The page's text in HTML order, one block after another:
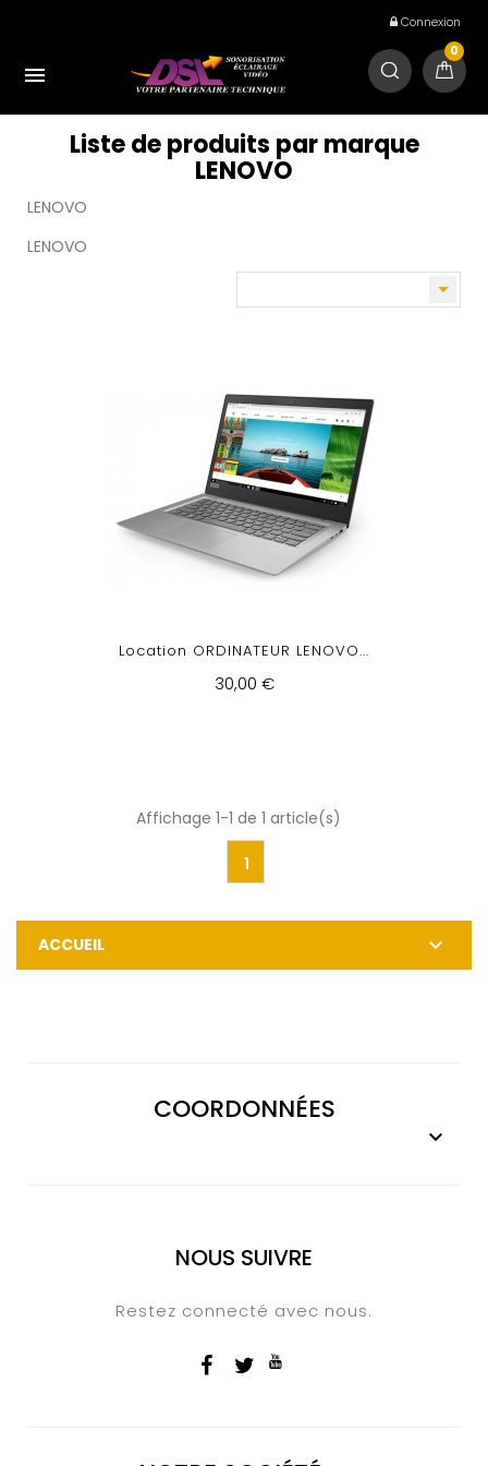
Connexion

0
Liste de produits par marque
LENOVO
LENOVO
LENOVO

Location ORDINATEUR LENOVO...
30,00 €
Affichage 1-1 de 1 article(s)
1
ACCUEIL 
COORDONNÉES

NOUS SUIVRE
Restez connecté avec nous.